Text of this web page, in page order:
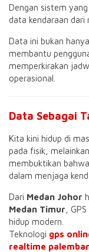
Dengan sistem
data kendaraan dari
Data ini bukan
membantu
memperkirakan
operasional.
Data Sebagai
Kita kini hidup di
pada fisik,
membuktikan
dalam menjaga
Dari Medan Johor
Medan Timur ,
hidup modern.
Teknologi gps
realtime